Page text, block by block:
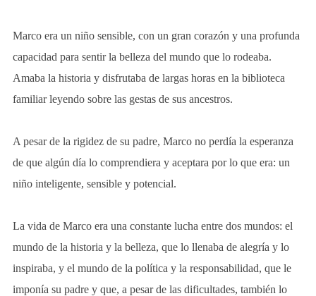
Marco era un niño sensible, con un gran corazón y una profunda
capacidad para sentir la belleza del mundo que lo rodeaba.
Amaba la historia y disfrutaba de largas horas en la biblioteca
familiar leyendo sobre las gestas de sus ancestros.
A pesar de la rigidez de su padre, Marco no perdía la esperanza
de que algún día lo comprendiera y aceptara por lo que era: un
niño inteligente, sensible y potencial.
La vida de Marco era una constante lucha entre dos mundos: el
mundo de la historia y la belleza, que lo llenaba de alegría y lo
inspiraba, y el mundo de la política y la responsabilidad, que le
imponía su padre y que, a pesar de las dificultades, también lo